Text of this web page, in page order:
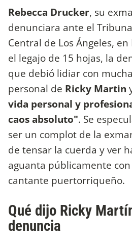
Rebecca Drucker, su
denunciara ante el
Central de Los Ángeles, en
el legajo de 15 hojas, la
que debió lidiar con
personal de Ricky Martin
vida personal y
caos absoluto". Se
ser un complot de la
de tensar la cuerda y ver
aguanta públicamente
cantante puertorriqueño.
Qué dijo Ricky
denuncia